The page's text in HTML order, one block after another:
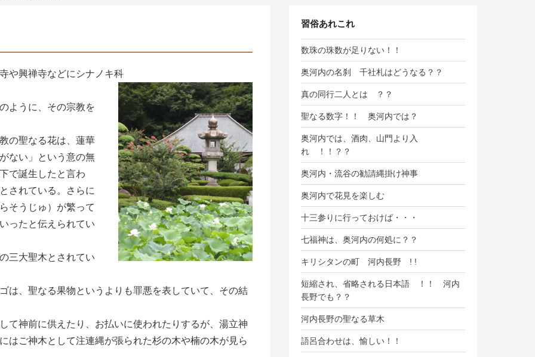
や興禅寺などにシナノキ科
ように、その宗教を
の聖なる花は、蓮華
ない」という意の無
で誕生したと言わ
されている。さらに
そうじゅ）が繁って
ったと伝えられてい
三大聖木とされてい
は、聖なる果物というよりも罪悪を表していて、その結
て神前に供えたり、お払いに使われたりするが、湯立神
はご神木として注連縄が張られた杉の木や楠の木が見ら
習俗あれこれ
数珠の珠数が足りない！！
奥河内の名刹 千社札はどうなる？？
真の同行二人とは ？？
聖なる数字！！ 奥河内では？
奥河内では、酒肉、山門より入
れ ！！？？
奥河内・流谷の勧請縄掛け神事
奥河内で花見を楽しむ
十三参りに行っておけば・・・
七福神は、奥河内の何処に？？
キリシタンの町 河内長野 ! !
短縮され、省略される日本語 ！！ 河内
長野でも？？
河内長野の聖なる草木
語呂合わせは、愉しい！！